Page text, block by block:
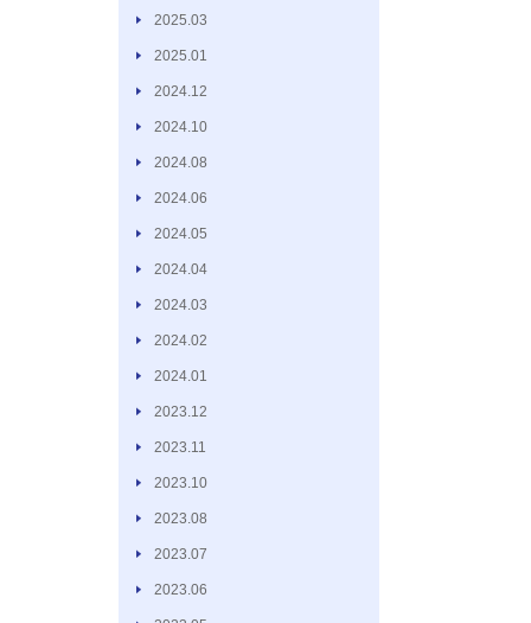
2025.03
2025.01
2024.12
2024.10
2024.08
2024.06
2024.05
2024.04
2024.03
2024.02
2024.01
2023.12
2023.11
2023.10
2023.08
2023.07
2023.06